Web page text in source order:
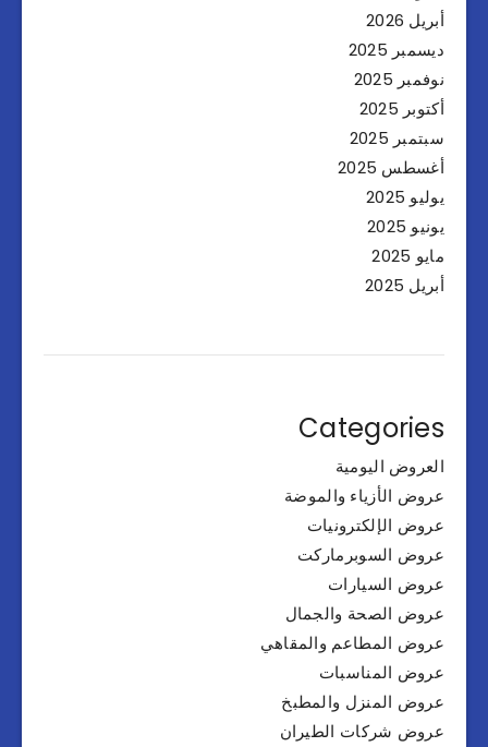
أبريل 2026
ديسمبر 2025
نوفمبر 2025
أكتوبر 2025
سبتمبر 2025
أغسطس 2025
يوليو 2025
يونيو 2025
مايو 2025
أبريل 2025
Categories
العروض اليومية
عروض الأزياء والموضة
عروض الإلكترونيات
عروض السوبرماركت
عروض السيارات
عروض الصحة والجمال
عروض المطاعم والمقاهي
عروض المناسبات
عروض المنزل والمطبخ
عروض شركات الطيران